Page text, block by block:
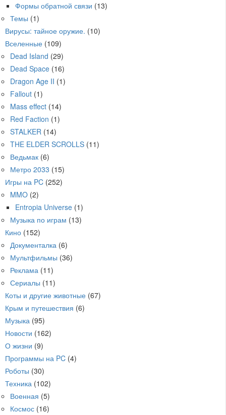
Формы обратной связи (13)
Темы (1)
Вирусы: тайное оружие. (10)
Вселенные (109)
Dead Island (29)
Dead Space (16)
Dragon Age II (1)
Fallout (1)
Mass effect (14)
Red Faction (1)
STALKER (14)
THE ELDER SCROLLS (11)
Ведьмак (6)
Метро 2033 (15)
Игры на PC (252)
MMO (2)
Entropia Universe (1)
Музыка по играм (13)
Кино (152)
Документалка (6)
Мультфильмы (36)
Реклама (11)
Сериалы (11)
Коты и другие животные (67)
Крым и путешествия (6)
Музыка (95)
Новости (162)
О жизни (9)
Программы на PC (4)
Роботы (30)
Техника (102)
Военная (5)
Космос (16)